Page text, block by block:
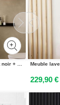
Meuble lave-mains LISA + robinet noir + miroir ovale
229,90 €